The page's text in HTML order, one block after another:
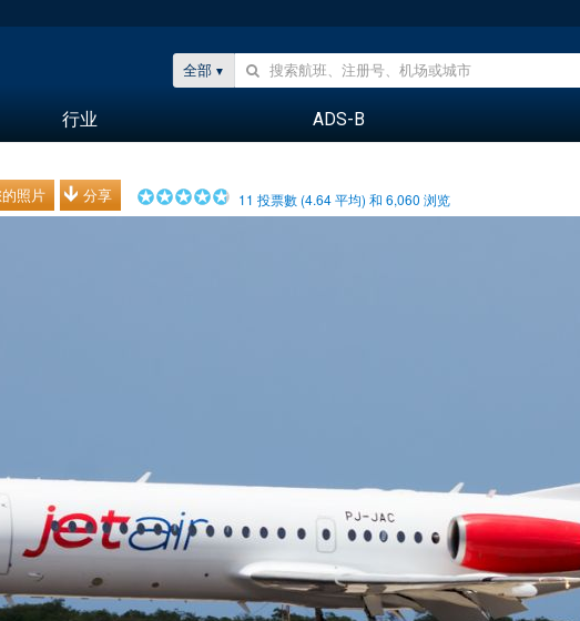
全部
行业 ADS-B
的照片 分享 11 投票數 (4.64平均) 和6,060 浏览